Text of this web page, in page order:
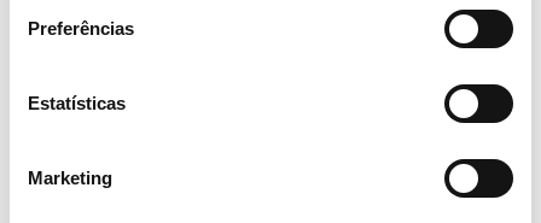
Preferências
Estatísticas
Marketing